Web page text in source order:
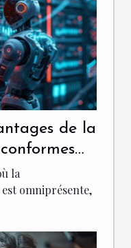
de la
la
omniprésente,